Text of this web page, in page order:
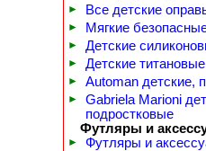
► Все детские
► Мягкие
► Детские
► Детские титановые
► Automan детские,
►
Gabriela Marioni
подростковые
Футляры и
►
Футляры и